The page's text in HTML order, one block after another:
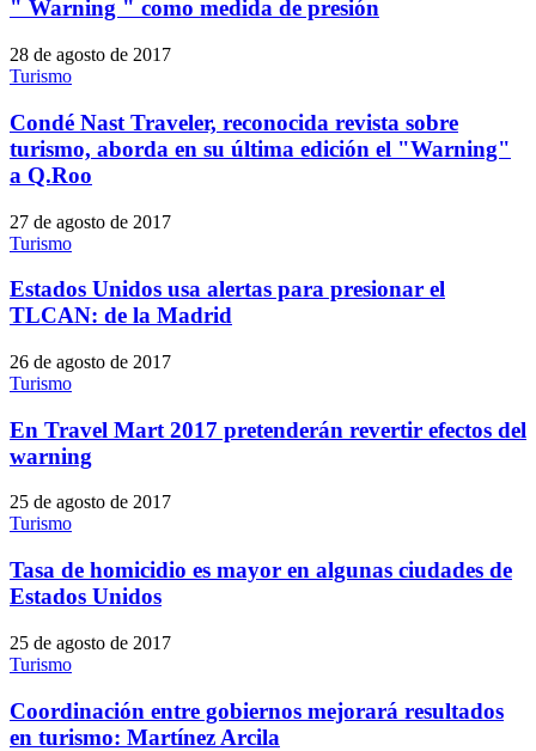
" Warning " como medida de presión
28 de agosto de 2017
Turismo
Condé Nast Traveler, reconocida revista sobre
turismo, aborda en su última edición el "Warning"
a Q.Roo
27 de agosto de 2017
Turismo
Estados Unidos usa alertas para presionar el
TLCAN: de la Madrid
26 de agosto de 2017
Turismo
En Travel Mart 2017 pretenderán revertir efectos del
warning
25 de agosto de 2017
Turismo
Tasa de homicidio es mayor en algunas ciudades de
Estados Unidos
25 de agosto de 2017
Turismo
Coordinación entre gobiernos mejorará resultados
en turismo: Martínez Arcila